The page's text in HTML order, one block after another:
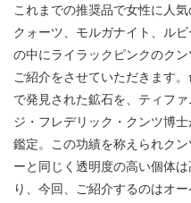
これまでの推奨品で女性に人
クォーツ、モルガナイト、ル
の中にライラックピンクのク
ご紹介をさせていただきます
で発見された鉱石を、ティフ
ジ・フレデリック・クンツ博
鑑定。この功績を称えられク
ーと同じく透明度の高い個体
り、今回、ご紹介するのはオ